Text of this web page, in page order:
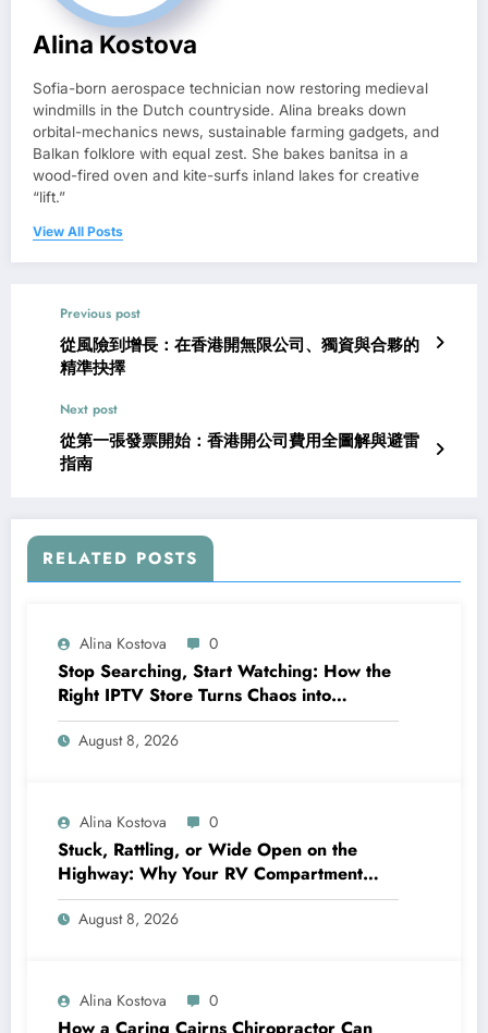
Alina Kostova
Sofia-born aerospace technician now restoring medieval
windmills in the Dutch countryside. Alina breaks down
orbital-mechanics news, sustainable farming gadgets, and
Balkan folklore with equal zest. She bakes banitsa in a
wood-fired oven and kite-surfs inland lakes for creative
“lift.”
View All Posts
Previous post
從風險到增長：在香港開無限公司、獨資與合夥的
精準抉擇
Next post
從第一張發票開始：香港開公司費用全圖解與避雷
指南
RELATED POSTS
Alina Kostova 0
Stop Searching, Start Watching: How the
Right IPTV Store Turns Chaos into
Crystal‑Clear Entertainment
August 8, 2026
Alina Kostova 0
Stuck, Rattling, or Wide Open on the
Highway: Why Your RV Compartment
Door Latch Is the Small Part That Protects
Everything You Pack
August 8, 2026
Alina Kostova 0